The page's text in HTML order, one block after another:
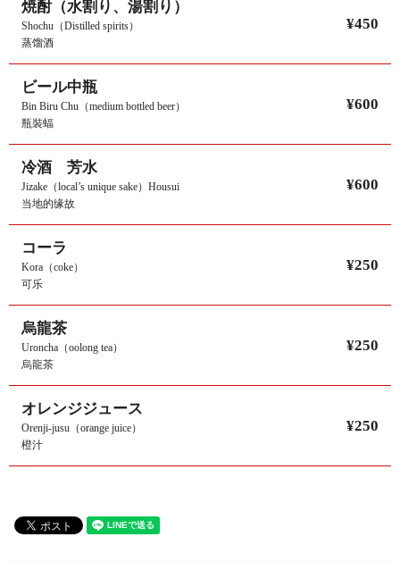
焼酎（水割り、湯割り）
Shochu（Distilled spirits）
蒸馏酒
¥450
ビール中瓶
Bin Biru Chu（medium bottled beer）
瓶裝蝠
¥600
冷酒 芳水
Jizake（local’s unique sake）Housui
当地的缘故
¥600
コーラ
Kora（coke）
可乐
¥250
烏龍茶
Uroncha（oolong tea）
烏龍茶
¥250
オレンジジュース
Orenji-jusu（orange juice）
橙汁
¥250